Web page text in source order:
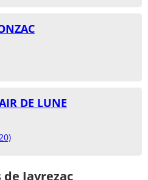
DE LUNE
Javrezac